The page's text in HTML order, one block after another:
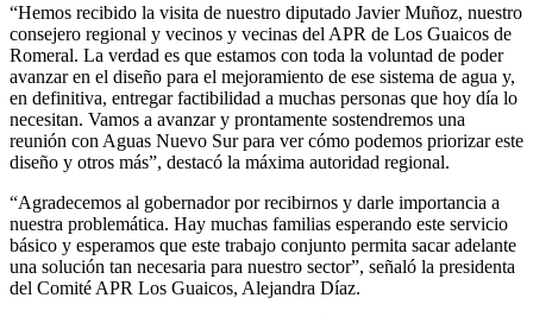
“Hemos recibido la visita de nuestro diputado Javier Muñoz, nuestro
consejero regional y vecinos y vecinas del APR de Los Guaicos de
Romeral. La verdad es que estamos con toda la voluntad de poder
avanzar en el diseño para el mejoramiento de ese sistema de agua y,
en definitiva, entregar factibilidad a muchas personas que hoy día lo
necesitan. Vamos a avanzar y prontamente sostendremos una
reunión con Aguas Nuevo Sur para ver cómo podemos priorizar este
diseño y otros más”, destacó la máxima autoridad regional.
“Agradecemos al gobernador por recibirnos y darle importancia a
nuestra problemática. Hay muchas familias esperando este servicio
básico y esperamos que este trabajo conjunto permita sacar adelante
una solución tan necesaria para nuestro sector”, señaló la presidenta
del Comité APR Los Guaicos, Alejandra Díaz.